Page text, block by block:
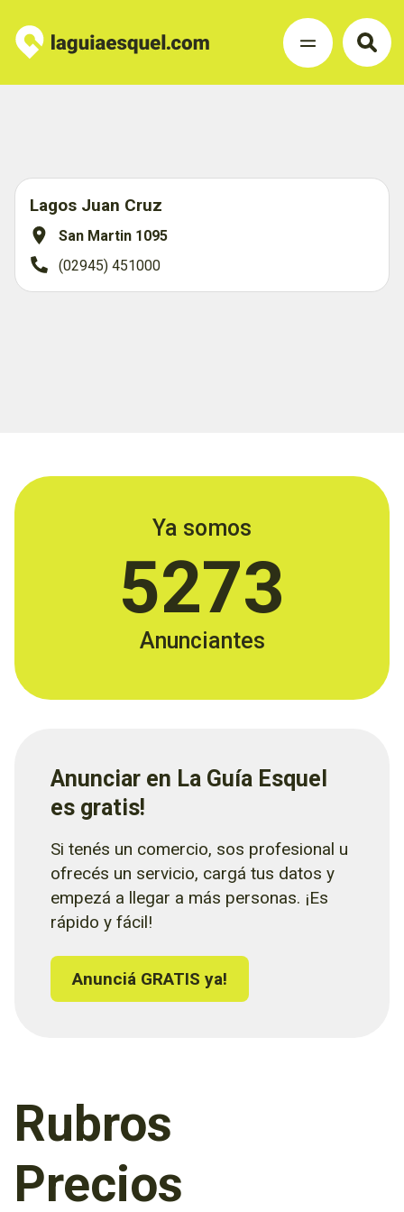
Lagos Juan Cruz
San Martin 1095
(02945) 451000
Ya somos
5273
Anunciantes
Anunciar en La Guía Esquel
es gratis!
Si tenés un comercio, sos profesional u
ofrecés un servicio, cargá tus datos y
empezá a llegar a más personas. ¡Es
rápido y fácil!
Anunciá GRATIS ya!
Rubros
Precios